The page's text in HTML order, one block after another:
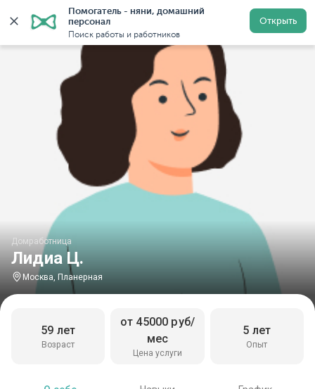
Помогатель - няни, домашний
персонал
Поиск работы и работников
Открыть
Главная Домработницы Домработницы в Москве
Лидиа Ц.
Домработница
Москва, Планерная
Возраст
59 лет
Цена услуги
от 45000 руб/
мес
Опыт
5 лет